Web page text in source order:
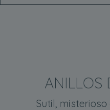
ANILLOS
Sutil,